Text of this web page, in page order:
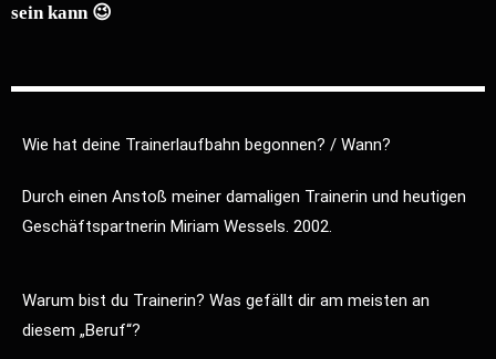
sein kann 😉
Wie hat deine Trainerlaufbahn begonnen? / Wann?
Durch einen Anstoß meiner damaligen Trainerin und heutigen
Geschäftspartnerin Miriam Wessels. 2002.
Warum bist du Trainerin? Was gefällt dir am meisten an
diesem „Beruf“?